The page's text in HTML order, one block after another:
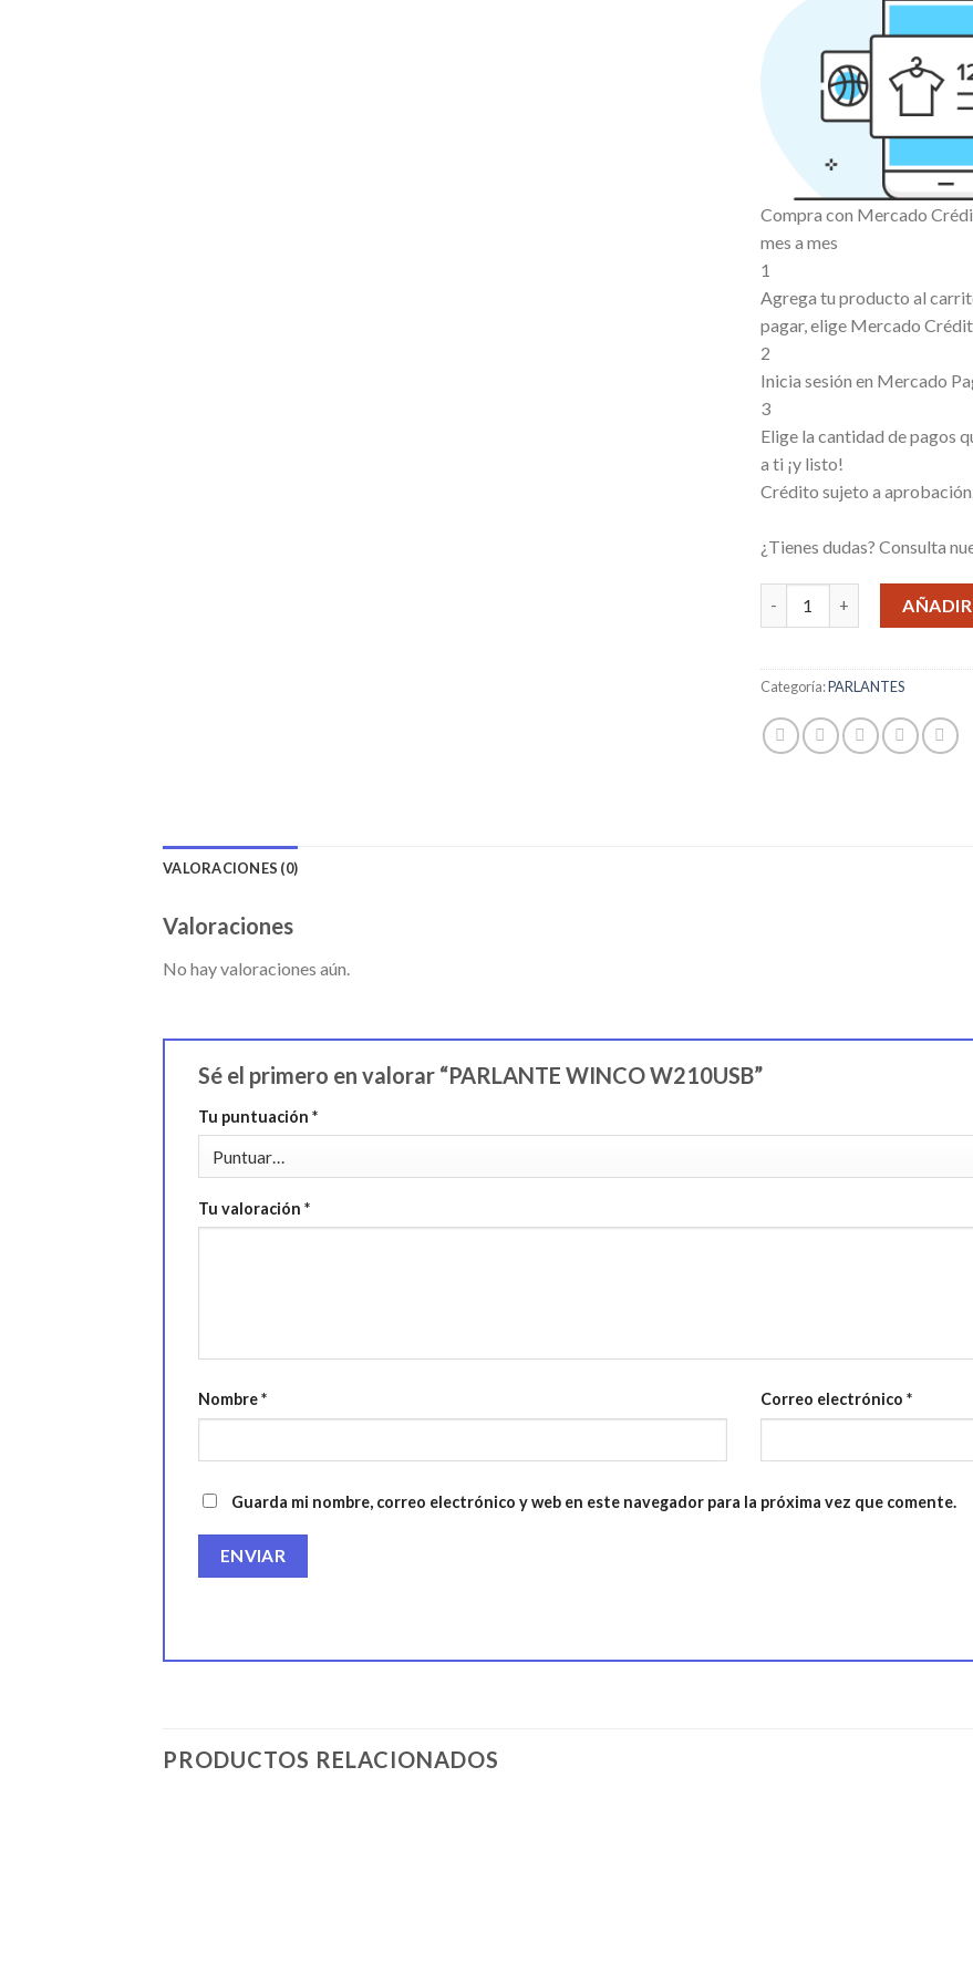
Compra con Mercado
mes a mes
1
Agrega tu producto al
pagar, elige Mercado
2
Inicia sesión en Mercado
3
Elige la cantidad de pagos
a ti ¡y listo!
Crédito sujeto a
¿Tienes dudas? Consulta
PARLANTE WINCO
Categoría:PARLANTES
VALORACIONES (0)
Valoraciones
No hay valoraciones aún.
Sé el primero en valorar “PARLANTE WINCO W210USB”
Tu puntuación *
Tu valoración *
Nombre* Correo electrónico *
Guarda mi nombre, correo electrónico y web en este navegador para la próxima vez que comente.
PRODUCTOS RELACIONADOS